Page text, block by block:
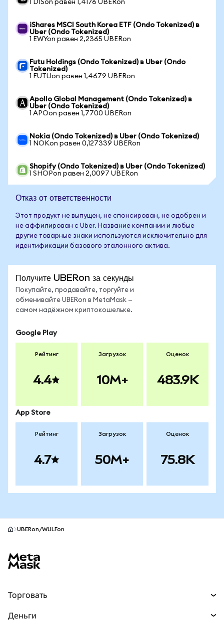
1 DISon равен 1,4176 UBERon
iShares MSCI South Korea ETF (Ondo Tokenized) в
Uber (Ondo Tokenized)
1 EWYon равен 2,2365 UBERon
Futu Holdings (Ondo Tokenized) в Uber (Ondo
Tokenized)
1 FUTUon равен 1,4679 UBERon
Apollo Global Management (Ondo Tokenized) в
Uber (Ondo Tokenized)
1 APOon равен 1,7700 UBERon
Nokia (Ondo Tokenized) в Uber (Ondo Tokenized)
1 NOKon равен 0,127339 UBERon
Shopify (Ondo Tokenized) в Uber (Ondo Tokenized)
1 SHOPon равен 2,0097 UBERon
Отказ от ответственности
Этот продукт не выпущен, не спонсирован, не одобрен и
не аффилирован с Uber. Название компании и любые
другие товарные знаки используются исключительно для
идентификации базового эталонного актива.
Получите UBERon за секунды
Покупайте, продавайте, торгуйте и
обменивайте UBERon в MetaMask —
самом надёжном криптокошельке.
Google Play
Рейтинг
4.4
Загрузок
10M+
Оценок
483.9K
App Store
Рейтинг
4.7
Загрузок
50M+
Оценок
75.8K
UBERon/WULFon
Торговать
Деньги